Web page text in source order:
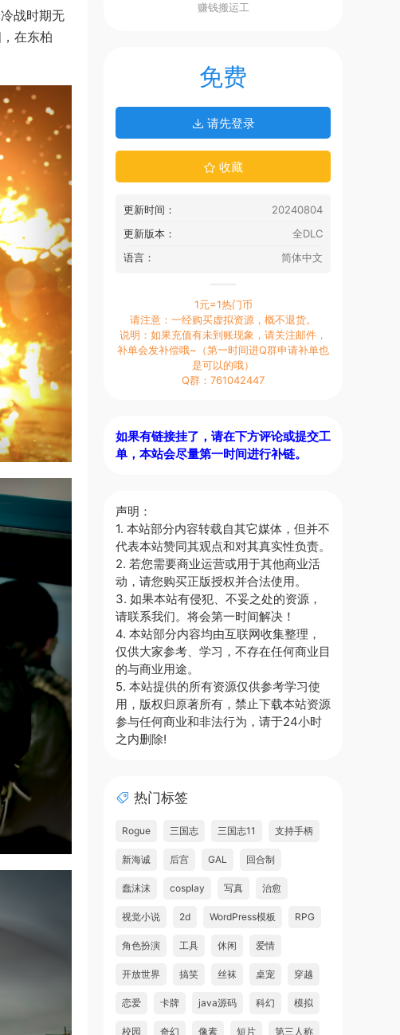
战时期无
在东柏
赚钱搬运工
免费
请先登录
收藏
更新时间：
20240804
更新版本：
全DLC
语言：
简体中文
1元=1热门币
请注意：一经购买虚拟资源，概不退货。
说明：如果充值有未到账现象，请关注邮件，
补单会发补偿哦~（第一时间进Q群申请补单也
是可以的哦）
Q群：761042447
如果有链接挂了，请在下方评论或提交工
单，本站会尽量第一时间进行补链。
声明：
1. 本站部分内容转载自其它媒体，但并不
代表本站赞同其观点和对其真实性负责。
2. 若您需要商业运营或用于其他商业活
动，请您购买正版授权并合法使用。
3. 如果本站有侵犯、不妥之处的资源，
请联系我们。将会第一时间解决！
4. 本站部分内容均由互联网收集整理，
仅供大家参考、学习，不存在任何商业目
的与商业用途。
5. 本站提供的所有资源仅供参考学习使
用，版权归原著所有，禁止下载本站资源
参与任何商业和非法行为，请于24小时
之内删除!
热门标签
Rogue 三国志 三国志11 支持手柄
新海诚 后宫 GAL 回合制
蠢沫沫 cosplay 写真 治愈
视觉小说 2d WordPress模板 RPG
角色扮演 工具 休闲 爱情
开放世界 搞笑 丝袜 桌宠 穿越
恋爱 卡牌 java源码 科幻 模拟
校园 奇幻 像素 短片 第三人称